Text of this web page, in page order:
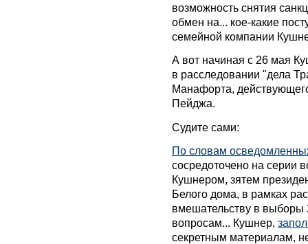
возможность снятия
обмен на... кое-какие
семейной компании
А вот начиная с 26 мая
в расследовании "дела
Манафорта,
Пейджа.
Судите сами:
По словам
сосредоточено на серии
Кушнером, зятем
Белого дома, в рамках
вмешательству в выборы
вопросам... Кушнер,
секретным материалам,